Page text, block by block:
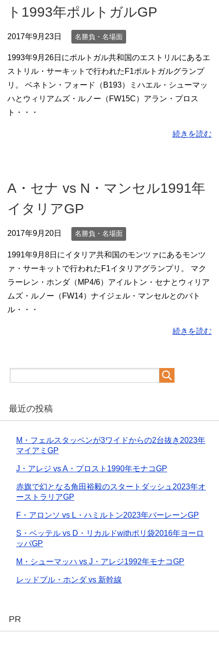
ト1993年ポルトガルGP
2017年9月23日 名勝負・名場面
1993年9月26日にポルトガル共和国のエストリルにあるエ
ストリル・サーキットで行われたF1ポルトガルグランプ
リ。 ベネトン・フォード（B193）ミハエル・シューマッ
ハとウィリアムズ・ルノー（FW15C）アラン・プロス
ト・・・
続きを読む
A・セナ vs N・マンセル1991年
イタリアGP
2017年9月20日 名勝負・名場面
1991年9月8日にイタリア共和国のモンツァにあるモンツ
ァ・サーキットで行われたF1イタリアグランプリ。 マク
ラーレン・ホンダ（MP4/6）アイルトン・セナとウィリア
ムズ・ルノー（FW14）ナイジェル・マンセルとのバト
ル・・・
続きを読む
最近の投稿
M・フェルスタッペンが3ワイドからの2台抜き2023年
マイアミGP
J・アレジ vs A・プロスト1990年モナコGP
赤旗で幻となる角田裕毅のスタートダッシュ2023年オ
ーストラリアGP
F・アロンソ vs L・ハミルトン2023年バーレーンGP
S・ベッテル vs D・リカルドwithポリ袋2016年ヨーロ
ッパGP
M・シューマッハ vs J・アレジ1992年モナコGP
レッドブル・ホンダ vs 新幹線
PR